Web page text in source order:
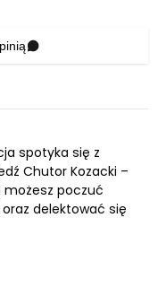
spotyka się z
Chutor Kozacki –
możesz poczuć
delektować się